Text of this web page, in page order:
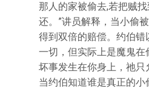
那人的家被偷去,若把贼
还。”讲员解释，当小偷
得到双倍的赔偿。约伯
一切，但实际上是魔鬼
坏事发生在你身上，祂
当约伯知道谁是真正的